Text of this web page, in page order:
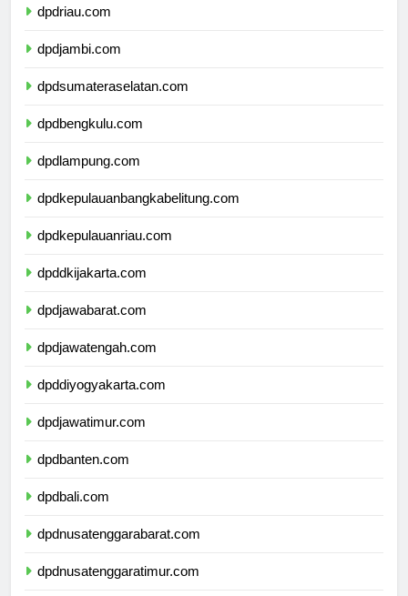
dpdriau.com
dpdjambi.com
dpdsumateraselatan.com
dpdbengkulu.com
dpdlampung.com
dpdkepulauanbangkabelitung.com
dpdkepulauanriau.com
dpddkijakarta.com
dpdjawabarat.com
dpdjawatengah.com
dpddiyogyakarta.com
dpdjawatimur.com
dpdbanten.com
dpdbali.com
dpdnusatenggarabarat.com
dpdnusatenggaratimur.com